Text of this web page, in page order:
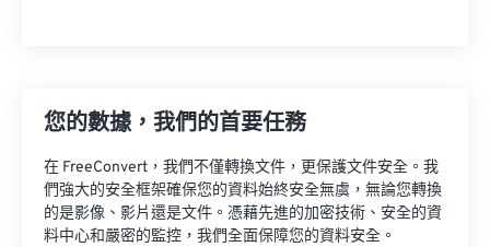
您的數據，我們的首要任務
在 FreeConvert，我們不僅轉換文件，更保護文件安全。我
們強大的安全框架確保您的資料始終安全無虞，無論您轉換
的是影像、影片還是文件。憑藉先進的加密技術、安全的資
料中心和嚴密的監控，我們全面保障您的資料安全。